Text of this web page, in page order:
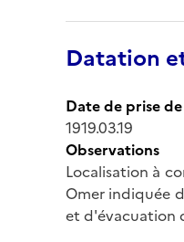
Datation
Date de prise
1919.03.19
Observations
Localisation à
Omer indiquée
et d'évacuation